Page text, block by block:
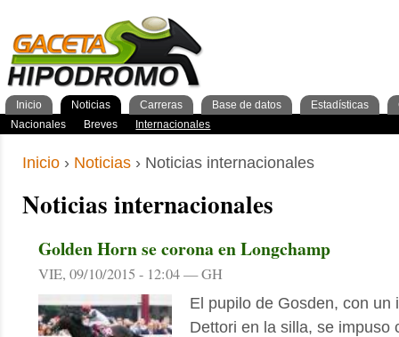
Inicio › Noticias › Noticias internacionales
Noticias internacionales
Golden Horn se corona en Longchamp
VIE, 09/10/2015 - 12:04 — GH
El pupilo de Gosden, con un
Dettori en la silla, se impuso
Inicio
Noticias
Nacionales
Breves Internacionales
Carreras
GacetaPDF
Programa Resultados
Base de datos
Caballos
Preparadores Jockeys
Estadísticas
General Caballos
2años 3años
Pronos/Puntos
Clasificación general
Momentos de gloria Ferdemente